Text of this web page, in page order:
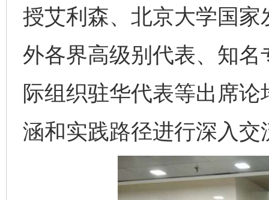
授艾利森、北京大学国
外各界高级别代表、知
际组织驻华代表等出席
涵和实践路径进行深入交